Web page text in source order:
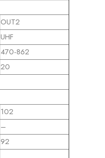
OUT2
UHF
470-862
20
102
–
92